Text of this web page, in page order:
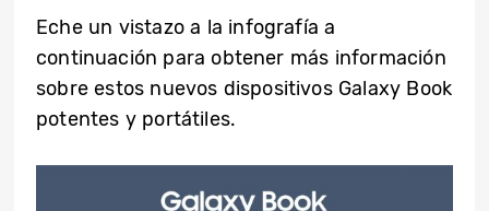
Eche un vistazo a la infografía a
continuación para obtener más información
sobre estos nuevos dispositivos Galaxy Book
potentes y portátiles.